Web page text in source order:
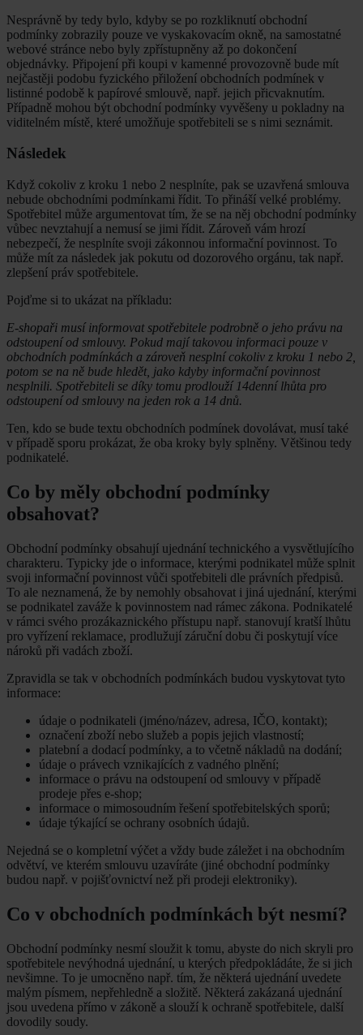
Nesprávně by tedy bylo, kdyby se po rozkliknutí obchodní
podmínky zobrazily pouze ve vyskakovacím okně, na samostatné
webové stránce nebo byly zpřístupněny až po dokončení
objednávky. Připojení při koupi v kamenné provozovně bude mít
nejčastěji podobu fyzického přiložení obchodních podmínek v
listinné podobě k papírové smlouvě, např. jejich přicvaknutím.
Případně mohou být obchodní podmínky vyvěšeny u pokladny na
viditelném místě, které umožňuje spotřebiteli se s nimi seznámit.
Následek
Když cokoliv z kroku 1 nebo 2 nesplníte, pak se uzavřená smlouva
nebude obchodními podmínkami řídit. To přináší velké problémy.
Spotřebitel může argumentovat tím, že se na něj obchodní podmínky
vůbec nevztahují a nemusí se jimi řídit. Zároveň vám hrozí
nebezpečí, že nesplníte svoji zákonnou informační povinnost. To
může mít za následek jak pokutu od dozorového orgánu, tak např.
zlepšení práv spotřebitele.
Pojďme si to ukázat na příkladu:
E-shopaři musí informovat spotřebitele podrobně o jeho právu na
odstoupení od smlouvy. Pokud mají takovou informaci pouze v
obchodních podmínkách a zároveň nesplní cokoliv z kroku 1 nebo 2,
potom se na ně bude hledět, jako kdyby informační povinnost
nesplnili. Spotřebiteli se díky tomu prodlouží 14denní lhůta pro
odstoupení od smlouvy na jeden rok a 14 dnů.
Ten, kdo se bude textu obchodních podmínek dovolávat, musí také
v případě sporu prokázat, že oba kroky byly splněny. Většinou tedy
podnikatelé.
Co by měly obchodní podmínky
obsahovat?
Obchodní podmínky obsahují ujednání technického a vysvětlujícího
charakteru. Typicky jde o informace, kterými podnikatel může splnit
svoji informační povinnost vůči spotřebiteli dle právních předpisů.
To ale neznamená, že by nemohly obsahovat i jiná ujednání, kterými
se podnikatel zaváže k povinnostem nad rámec zákona. Podnikatelé
v rámci svého prozákaznického přístupu např. stanovují kratší lhůtu
pro vyřízení reklamace, prodlužují záruční dobu či poskytují více
nároků při vadách zboží.
Zpravidla se tak v obchodních podmínkách budou vyskytovat tyto
informace:
údaje o podnikateli (jméno/název, adresa, IČO, kontakt);
označení zboží nebo služeb a popis jejich vlastností;
platební a dodací podmínky, a to včetně nákladů na dodání;
údaje o právech vznikajících z vadného plnění;
informace o právu na odstoupení od smlouvy v případě
prodeje přes e-shop;
informace o mimosoudním řešení spotřebitelských sporů;
údaje týkající se ochrany osobních údajů.
Nejedná se o kompletní výčet a vždy bude záležet i na obchodním
odvětví, ve kterém smlouvu uzavíráte (jiné obchodní podmínky
budou např. v pojišťovnictví než při prodeji elektroniky).
Co v obchodních podmínkách být nesmí?
Obchodní podmínky nesmí sloužit k tomu, abyste do nich skryli pro
spotřebitele nevýhodná ujednání, u kterých předpokládáte, že si jich
nevšimne. To je umocněno např. tím, že některá ujednání uvedete
malým písmem, nepřehledně a složitě. Některá zakázaná ujednání
jsou uvedena přímo v zákoně a slouží k ochraně spotřebitele, další
dovodily soudy.